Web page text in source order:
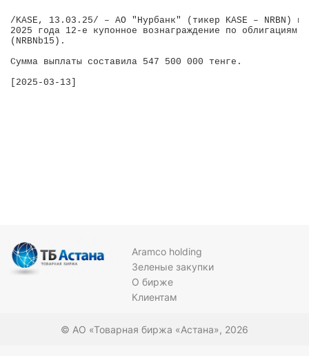
/KASE, 13.03.25/ – АО "Нурбанк" (тикер KASE – NRBN)
2025 года 12-е купонное вознаграждение по облигациям
(NRBNb15).
Сумма выплаты составила 547 500 000 тенге.
Aramco holding
Зеленые закупки
О бирже
Клиентам
© АО «Товарная биржа «Астана», 2026